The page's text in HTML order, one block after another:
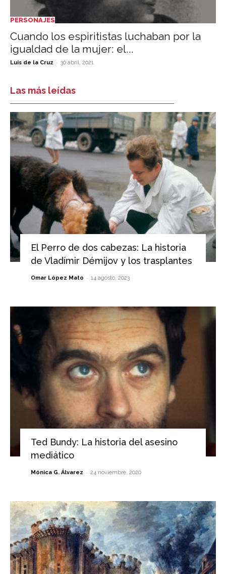
PERSONAJES
Cuando los espiritistas luchaban por la
igualdad de la mujer: el...
Luis de la Cruz - 30 abril, 2021
Las más leídas
El Perro de dos cabezas: La historia
de Vladímir Démijov y los trasplantes
Omar López Mato - 14 agosto, 2023
Ted Bundy: La historia del asesino
mediático
Mónica G. Álvarez - 24 noviembre, 2020